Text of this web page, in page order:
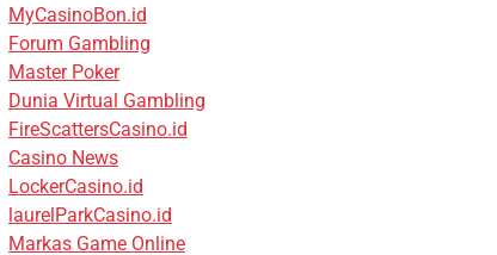
MyCasinoBon.id
Forum Gambling
Master Poker
Dunia Virtual Gambling
FireScattersCasino.id
Casino News
LockerCasino.id
laurelParkCasino.id
Markas Game Online